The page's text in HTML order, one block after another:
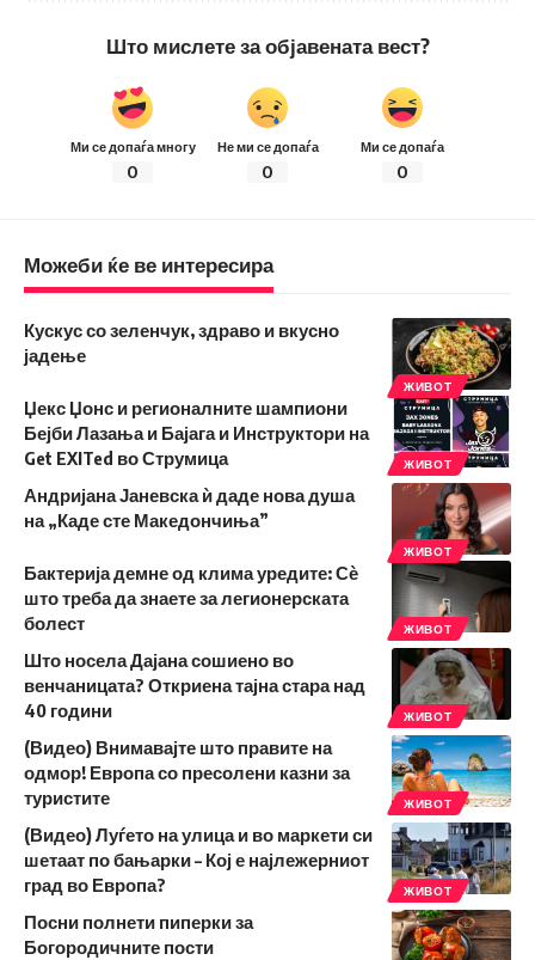
Што мислете за објавената вест?
Ми се допаѓа многу
0
Не ми се допаѓа
0
Ми се допаѓа
0
Можеби ќе ве интересира
ЖИВОТ
Кускус со зеленчук, здраво и вкусно
јадење
ЖИВОТ
Џекс Џонс и регионалните шампиони
Бејби Лазања и Бајага и Инструктори на
Get EXITed во Струмица
ЖИВОТ
Андријана Јаневска ѝ даде нова душа
на „Каде сте Македончиња”
ЖИВОТ
Бактерија демне од клима уредите: Сѐ
што треба да знаете за легионерската
болест
ЖИВОТ
Што носела Дајана сошиено во
венчаницата? Откриена тајна стара над
40 години
ЖИВОТ
(Видео) Внимавајте што правите на
одмор! Европа со пресолени казни за
туристите
ЖИВОТ
(Видео) Луѓето на улица и во маркети си
шетаат по бањарки – Кој е најлежерниот
град во Европа?
Посни полнети пиперки за
Богородичните пости